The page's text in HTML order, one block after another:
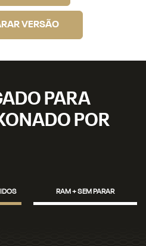
VERSÃO
PARA
POR
RAM + SEM PARAR